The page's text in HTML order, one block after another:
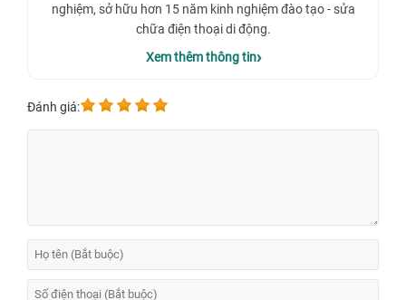
nghiệm, sở hữu hơn 15 năm kinh nghiệm đào tạo - sửa
chữa điện thoại di động.
Xem thêm thông tin
Đánh giá: